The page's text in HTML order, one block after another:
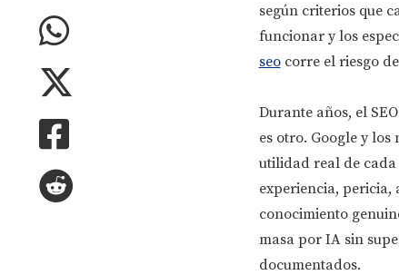
según criterios que
funcionar y los
seocorre el riesgo
Durante años, el
es otro. Google y
utilidad real de
experiencia,
conocimiento
masa por IA sin
documentados.